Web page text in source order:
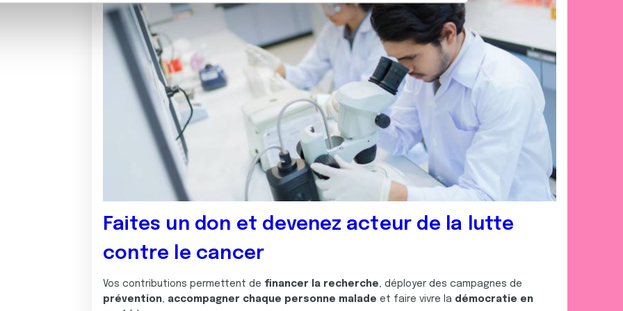
de publicité et d'analyse, qui peuvent combiner celles-ci avec d'autres informations que
ont collectées lors de votre utilisation de leurs services.
Faites un don et devenez acteur de la lutte
contre le cancer
Vos contributions permettent de financer la recherche, déployer des campagnes de
prévention, accompagner chaque personne malade et faire vivre la démocratie en